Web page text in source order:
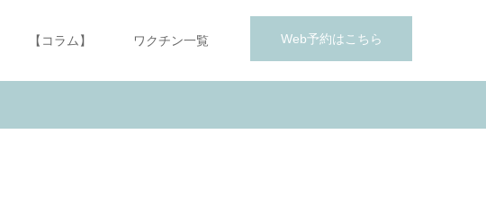
Web予約はこちら
【コラム】 ワクチン一覧